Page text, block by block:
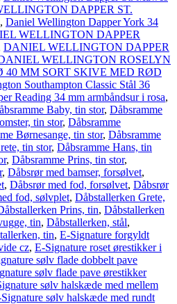
DAPPER ST.
, Daniel Wellington Dapper York 34
WELLINGTON DAPPER
DANIEL WELLINGTON DAPPER
WELLINGTON ROSELYN
MM SORT SKIVE MED RØD
Southampton Classic Stål 36
Reading 34 mm armbåndsur i rosa,
Baby, tin stor, Dåbsramme
tin stor, Dåbsramme
Børnesange, tin stor, Dåbsramme
tin stor, Dåbsramme Hans, tin
, Dåbsramme Prins, tin stor,
, Dåbsrør med bamser, forsølvet,
, Dåbsrør med fod, forsølvet, Dåbsrør
fod, sølvplet, Dåbstallerken Grete,
Prins, tin, Dåbstallerken
tin, Dåbstallerken, stål,
tin, E-Signature forgyldt
cz, E-Signature roset ørestikker i
sølv flade dobbelt pave
sølv flade pave ørestikker
sølv halskæde med mellem
sølv halskæde med rundt